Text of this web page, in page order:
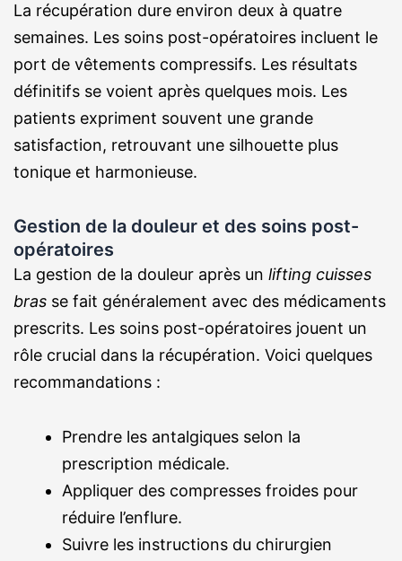
La récupération dure environ deux à quatre
semaines. Les soins post-opératoires incluent le
port de vêtements compressifs. Les résultats
définitifs se voient après quelques mois. Les
patients expriment souvent une grande
satisfaction, retrouvant une silhouette plus
tonique et harmonieuse.
Gestion de la douleur et des soins post-
opératoires
La gestion de la douleur après un lifting cuisses
brasse fait généralement avec des médicaments
prescrits. Les soins post-opératoires jouent un
rôle crucial dans la récupération. Voici quelques
recommandations :
Prendre les antalgiques selon la
prescription médicale.
Appliquer des compresses froides pour
réduire l’enflure.
Suivre les instructions du chirurgien